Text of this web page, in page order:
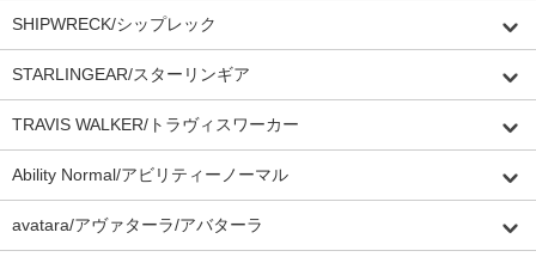
SHIPWRECK/シップレック
STARLINGEAR/スターリンギア
TRAVIS WALKER/トラヴィスワーカー
Ability Normal/アビリティーノーマル
avatara/アヴァターラ/アバターラ